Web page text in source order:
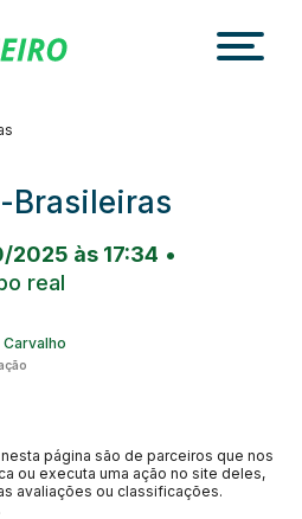
Brasileiras
2025 às 17:34 •
real
página são de parceiros que nos
ou executa uma ação no site deles,
avaliações ou classificações.